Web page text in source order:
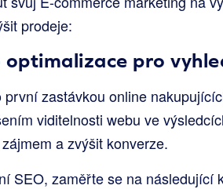
prodeje:
pro
zastávkou online
viditelnosti webu ve
a zvýšit konverze.
SEO, zaměřte se na následující